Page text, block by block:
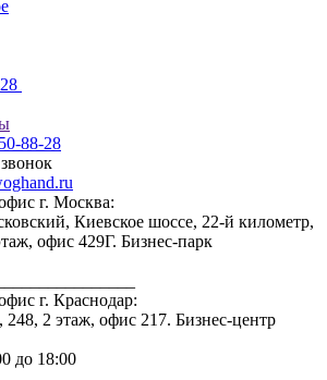
88-28
г. Москва:
Киевское шоссе, 22-й километр,
офис 429Г. Бизнес-парк
г. Краснодар:
248, 2 этаж, офис 217. Бизнес-центр
до 18:00